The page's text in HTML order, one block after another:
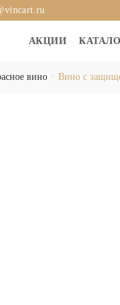
АКЦИИ
вино Вино с